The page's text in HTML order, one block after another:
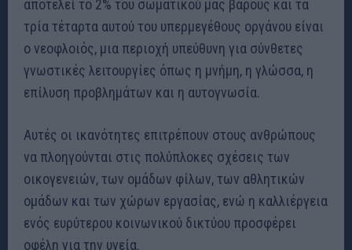
αποτελεί το 2% του σωματικού μας βάρους και τα
τρία τέταρτα αυτού του υπερμεγέθους οργάνου είναι
ο νεοφλοιός, μια περιοχή υπεύθυνη για σύνθετες
γνωστικές λειτουργίες όπως η μνήμη, η γλώσσα, η
επίλυση προβλημάτων και η αυτογνωσία.
Αυτές οι ικανότητες επιτρέπουν στους ανθρώπους
να πλοηγούνται στις πολύπλοκες σχέσεις των
οικογενειών, των ομάδων φίλων, των αθλητικών
ομάδων και των χώρων εργασίας, ενώ η καλλιέργεια
ενός ευρύτερου κοινωνικού δικτύου προσφέρει
οφέλη για την υγεία.